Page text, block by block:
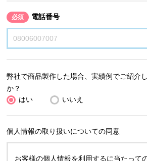
必須 電話番号
弊社で商品製作した場合、実績例でご紹介
か？
はい
いいえ
個人情報の取り扱いについての同意
お客様の個人情報を利用するに当たって